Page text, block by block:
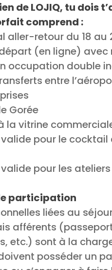
de LOJIQ, tu dois
comprend :
aller-retour du 18 au
(en ligne) avec
occupation double
entre
Gorée
la vitrine
pour le
pour les
participation
liées au
afférents
etc.) sont à la
posséder un